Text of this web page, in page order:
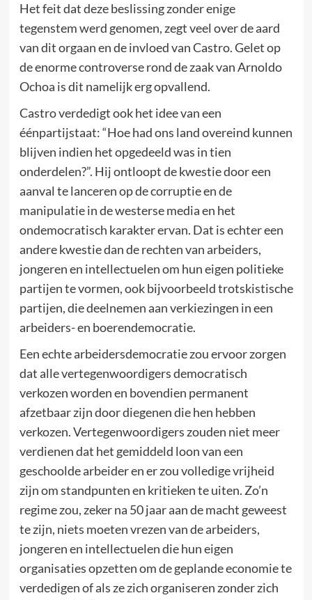
Het feit dat deze beslissing zonder enige
tegenstem werd genomen, zegt veel over de aard
van dit orgaan en de invloed van Castro. Gelet op
de enorme controverse rond de zaak van Arnoldo
Ochoa is dit namelijk erg opvallend.
Castro verdedigt ook het idee van een
éénpartijstaat: “Hoe had ons land overeind kunnen
blijven indien het opgedeeld was in tien
onderdelen?”. Hij ontloopt de kwestie door een
aanval te lanceren op de corruptie en de
manipulatie in de westerse media en het
ondemocratisch karakter ervan. Dat is echter een
andere kwestie dan de rechten van arbeiders,
jongeren en intellectuelen om hun eigen politieke
partijen te vormen, ook bijvoorbeeld trotskistische
partijen, die deelnemen aan verkiezingen in een
arbeiders- en boerendemocratie.
Een echte arbeidersdemocratie zou ervoor zorgen
dat alle vertegenwoordigers democratisch
verkozen worden en bovendien permanent
afzetbaar zijn door diegenen die hen hebben
verkozen. Vertegenwoordigers zouden niet meer
verdienen dat het gemiddeld loon van een
geschoolde arbeider en er zou volledige vrijheid
zijn om standpunten en kritieken te uiten. Zo’n
regime zou, zeker na 50 jaar aan de macht geweest
te zijn, niets moeten vrezen van de arbeiders,
jongeren en intellectuelen die hun eigen
organisaties opzetten om de geplande economie te
verdedigen of als ze zich organiseren zonder zich